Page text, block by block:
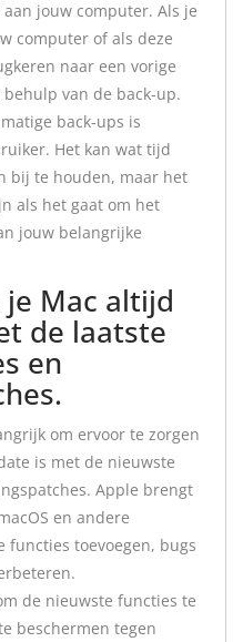
jouw computer. Als je
computer of als deze
naar een vorige
van de back-up.
back-ups is
Het kan wat tijd
bij te houden, maar het
als het gaat om het
jouw belangrijke
Mac altijd
de laatste
en
om ervoor te zorgen
is met de nieuwste
Apple brengt
en andere
functies toevoegen, bugs
de nieuwste functies te
beschermen tegen